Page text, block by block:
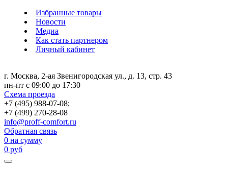
Избранные товары
Новости
Медиа
Как стать партнером
Личный кабинет
г. Москва, 2-ая Звенигородская ул., д. 13, стр. 43
пн-пт с 09:00 до 17:30
Схема проезда
+7 (495) 988-07-08;
+7 (499) 270-28-08
info@proff-comfort.ru
Обратная связь
0 на сумму
0 руб